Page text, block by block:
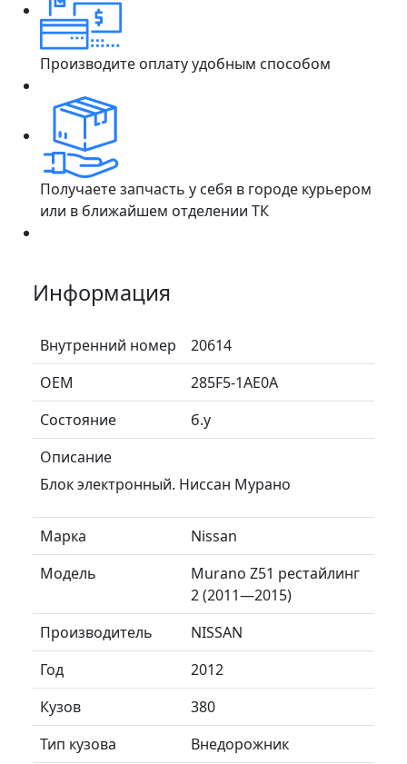
Производите оплату удобным способом
Получаете запчасть у себя в городе курьером
или в ближайшем отделении ТК
Информация
Внутренний номер
20614
ОЕМ
285F5-1AE0A
Состояние
б.у
Описание
Блок электронный. Ниссан Мурано
Марка
Nissan
Модель
Murano Z51 рестайлинг
2 (2011—2015)
Производитель
NISSAN
Год
2012
Кузов
380
Тип кузова
Внедорожник